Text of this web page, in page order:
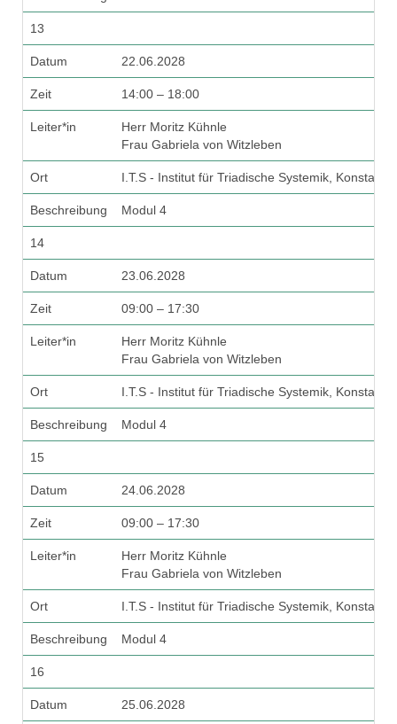
13
Datum 22.06.2028
Zeit 14:00 – 18:00
Leiter*in
Herr Moritz Kühnle
Frau Gabriela von Witzleben
Ort I.T.S - Institut für Triadische Systemik, Konstanz
Beschreibung Modul 4
14
Datum 23.06.2028
Zeit 09:00 – 17:30
Leiter*in
Herr Moritz Kühnle
Frau Gabriela von Witzleben
Ort I.T.S - Institut für Triadische Systemik, Konstanz
Beschreibung Modul 4
15
Datum 24.06.2028
Zeit 09:00 – 17:30
Leiter*in
Herr Moritz Kühnle
Frau Gabriela von Witzleben
Ort I.T.S - Institut für Triadische Systemik, Konstanz
Beschreibung Modul 4
16
Datum 25.06.2028